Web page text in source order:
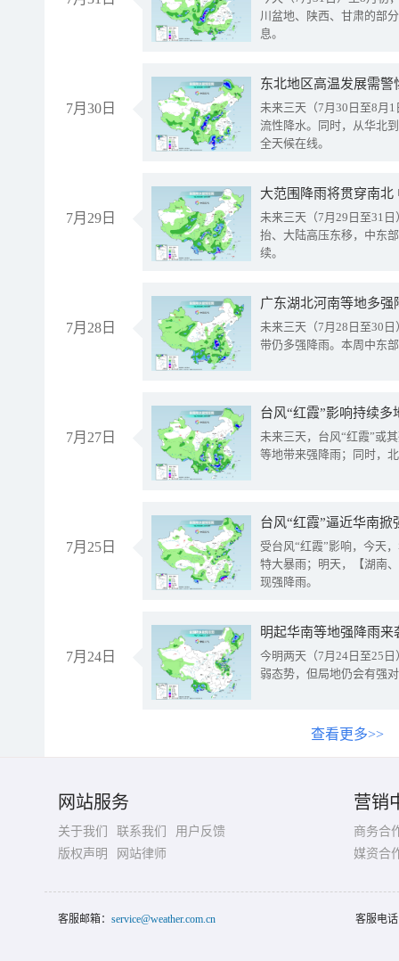
川盆地、陕西、甘肃的部
息。
7月30日
东北地区高温发展需
未来三天（7月30日至8月
流性降水。同时，从华北
全天候在线。
7月29日
大范围降雨将贯穿南
未来三天（7月29日至31
抬、大陆高压东移，中东
续。
7月28日
广东湖北河南等地多
未来三天（7月28日至30
带仍多强降雨。本周中东
7月27日
台风“红霞”影响持续
未来三天，台风“红霞”或
等地带来强降雨；同时，
7月25日
台风“红霞”逼近华南
受台风“红霞”影响，今天
特大暴雨；明天，【湖南
现强降雨。
7月24日
明起华南等地强降雨
今明两天（7月24日至25
弱态势，但局地仍会有强
查看更多>>
网站服务
关于我们 联系我们
用户反馈
版权声明
网站律师
营销
商务合
媒资合
客服邮箱： service@weather.com.cn 客服电